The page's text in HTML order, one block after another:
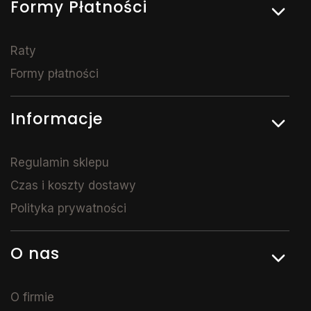
Formy Płatności
Raty
Formy płatności
Informacje
Regulamin sklepu
Czas i koszty dostawy
Polityka prywatności
O nas
O firmie